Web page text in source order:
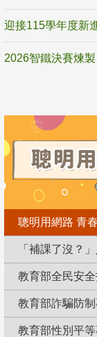
2026智鐵決賽煉
聰明用網路 青
「補課了沒？
教育部全民安
教育部詐騙防
教育部性別平